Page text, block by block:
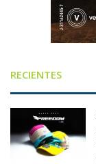
RECIENTES